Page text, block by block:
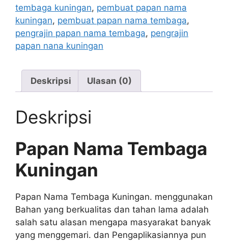
tembaga kuningan, pembuat papan nama
kuningan, pembuat papan nama tembaga,
pengrajin papan nama tembaga, pengrajin
papan nana kuningan
Deskripsi Ulasan (0)
Deskripsi
Papan Nama Tembaga
Kuningan
Papan Nama Tembaga Kuningan. menggunakan
Bahan yang berkualitas dan tahan lama adalah
salah satu alasan mengapa masyarakat banyak
yang menggemari. dan Pengaplikasiannya pun